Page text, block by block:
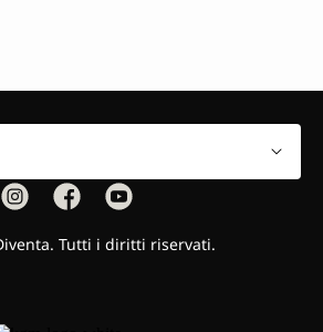
Tutti i diritti riservati.